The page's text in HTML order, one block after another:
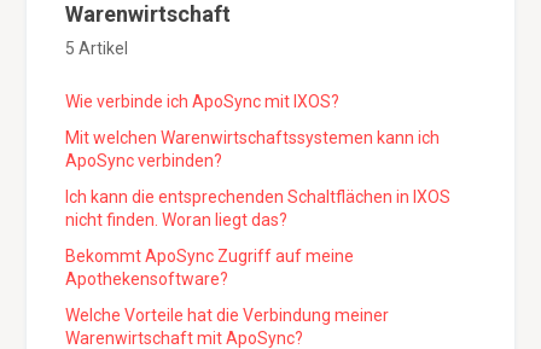
Warenwirtschaft
5 Artikel
Wie verbinde ich ApoSync mit IXOS?
Mit welchen Warenwirtschaftssystemen kann ich
ApoSync verbinden?
Ich kann die entsprechenden Schaltflächen in IXOS
nicht finden. Woran liegt das?
Bekommt ApoSync Zugriff auf meine
Apothekensoftware?
Welche Vorteile hat die Verbindung meiner
Warenwirtschaft mit ApoSync?